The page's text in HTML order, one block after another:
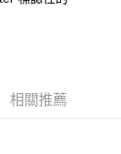
相關推薦